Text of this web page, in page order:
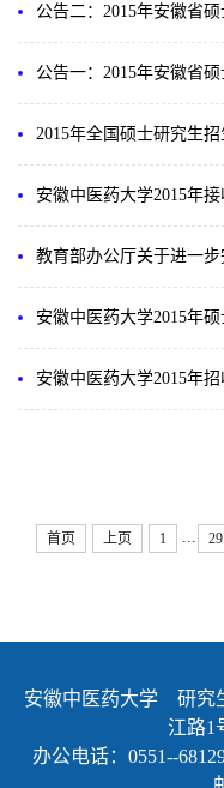
2015年全国硕士研究生
安徽中医药大学2015年
安徽中医药大学2015年
首页 上页 1 29
安徽中医药大学 研究
江路1
办公电话：0551--